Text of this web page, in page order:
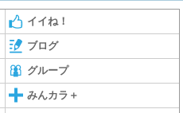
イイね！
ブログ
グループ
みんカラ＋